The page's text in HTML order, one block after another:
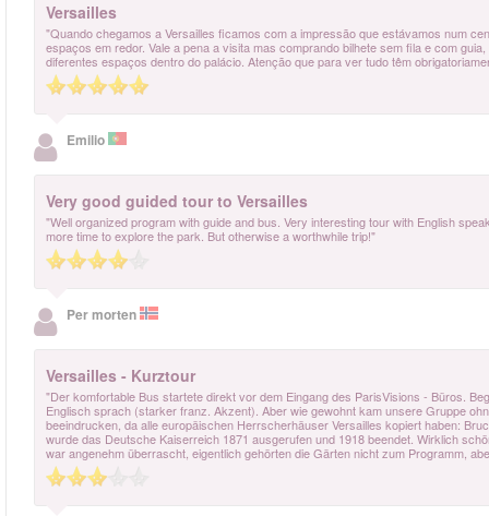
Versailles
"Quando chegamos a Versailles ficamos com a impressão que estávamos num
espaços em redor. Vale a pena a visita mas comprando bilhete sem fila e com
diferentes espaços dentro do palácio. Atenção que para ver tudo têm
Emilio
Very good guided tour to Versailles
"Well organized program with guide and bus. Very interesting tour with English
more time to explore the park. But otherwise a worthwhile trip!"
Per morten
Versailles - Kurztour
"Der komfortable Bus startete direkt vor dem Eingang des ParisVisions - Büros.
Englisch sprach (starker franz. Akzent). Aber wie gewohnt kam unsere Gruppe
beeindrucken, da alle europäischen Herrscherhäuser Versailles kopiert haben:
wurde das Deutsche Kaiserreich 1871 ausgerufen und 1918 beendet. Wirklich
war angenehm überrascht, eigentlich gehörten die Gärten nicht zum Programm,